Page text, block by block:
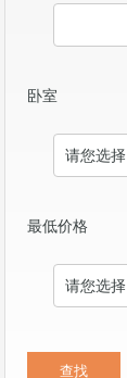
卧室
最低价格